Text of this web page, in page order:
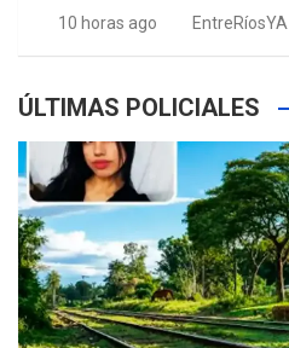
10 horas ago EntreRíosYA
ÚLTIMAS POLICIALES